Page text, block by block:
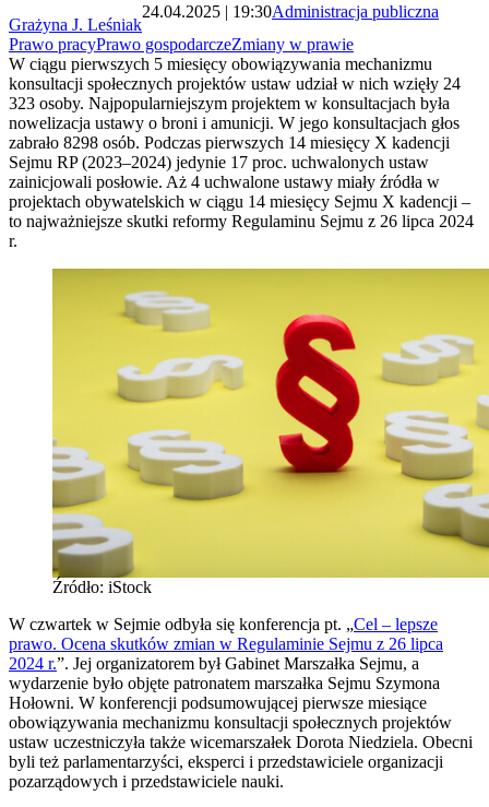
Grażyna J. Leśniak
24.04.2025 | 19:30Administracja publiczna
Prawo pracyPrawo gospodarczeZmiany w prawie
W ciągu pierwszych 5 miesięcy obowiązywania mechanizmu
konsultacji społecznych projektów ustaw udział w nich wzięły 24
323 osoby. Najpopularniejszym projektem w konsultacjach była
nowelizacja ustawy o broni i amunicji. W jego konsultacjach głos
zabrało 8298 osób. Podczas pierwszych 14 miesięcy X kadencji
Sejmu RP (2023–2024) jedynie 17 proc. uchwalonych ustaw
zainicjowali posłowie. Aż 4 uchwalone ustawy miały źródła w
projektach obywatelskich w ciągu 14 miesięcy Sejmu X kadencji –
to najważniejsze skutki reformy Regulaminu Sejmu z 26 lipca 2024
r.
Źródło: iStock
W czwartek w Sejmie odbyła się konferencja pt. „Cel – lepsze
prawo. Ocena skutków zmian w Regulaminie Sejmu z 26 lipca
2024 r.”. Jej organizatorem był Gabinet Marszałka Sejmu, a
wydarzenie było objęte patronatem marszałka Sejmu Szymona
Hołowni. W konferencji podsumowującej pierwsze miesiące
obowiązywania mechanizmu konsultacji społecznych projektów
ustaw uczestniczyła także wicemarszałek Dorota Niedziela. Obecni
byli też parlamentarzyści, eksperci i przedstawiciele organizacji
pozarządowych i przedstawiciele nauki.